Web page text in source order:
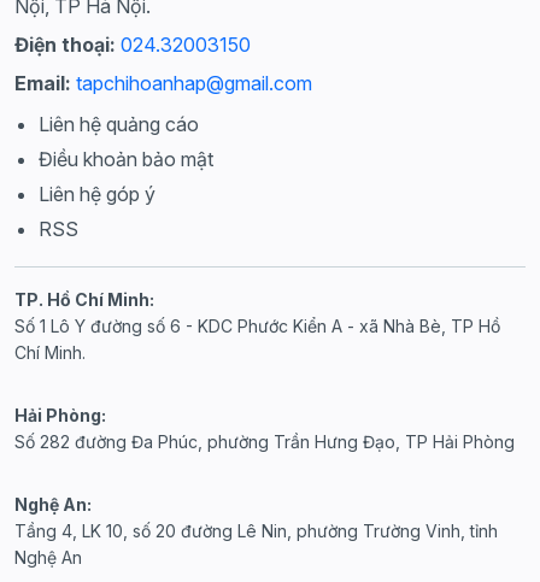
Nội, TP Hà Nội.
Điện thoại: 024.32003150
Email: tapchihoanhap@gmail.com
Liên hệ quảng cáo
Điều khoản bảo mật
Liên hệ góp ý
RSS
TP. Hồ Chí Minh:
Số 1 Lô Y đường số 6 - KDC Phước Kiển A - xã Nhà Bè, TP Hồ
Chí Minh.
Hải Phòng:
Số 282 đường Đa Phúc, phường Trần Hưng Đạo, TP Hải Phòng
Nghệ An:
Tầng 4, LK 10, số 20 đường Lê Nin, phường Trường Vinh, tỉnh
Nghệ An